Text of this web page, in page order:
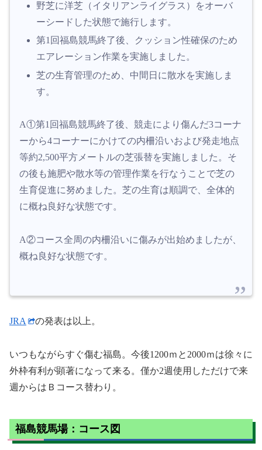
野芝に洋芝（イタリアンライグラス）をオーバ
ーシードした状態で施行します。
第1回福島競馬終了後、クッション性確保のため
エアレーション作業を実施しました。
芝の生育管理のため、中間日に散水を実施しま
す。
A①第1回福島競馬終了後、競走により傷んだ3コーナ
ーから4コーナーにかけての内柵沿いおよび発走地点
等約2,500平方メートルの芝張替を実施しました。そ
の後も施肥や散水等の管理作業を行なうことで芝の
生育促進に努めました。芝の生育は順調で、全体的
に概ね良好な状態です。
A②コース全周の内柵沿いに傷みが出始めましたが、
概ね良好な状態です。
JRA の発表は以上。
いつもながらすぐ傷む福島。今後1200ｍと2000ｍは徐々に
外枠有利が顕著になって来る。僅か2週使用しただけで来
週からはＢコース替わり。
福島競馬場：コース図